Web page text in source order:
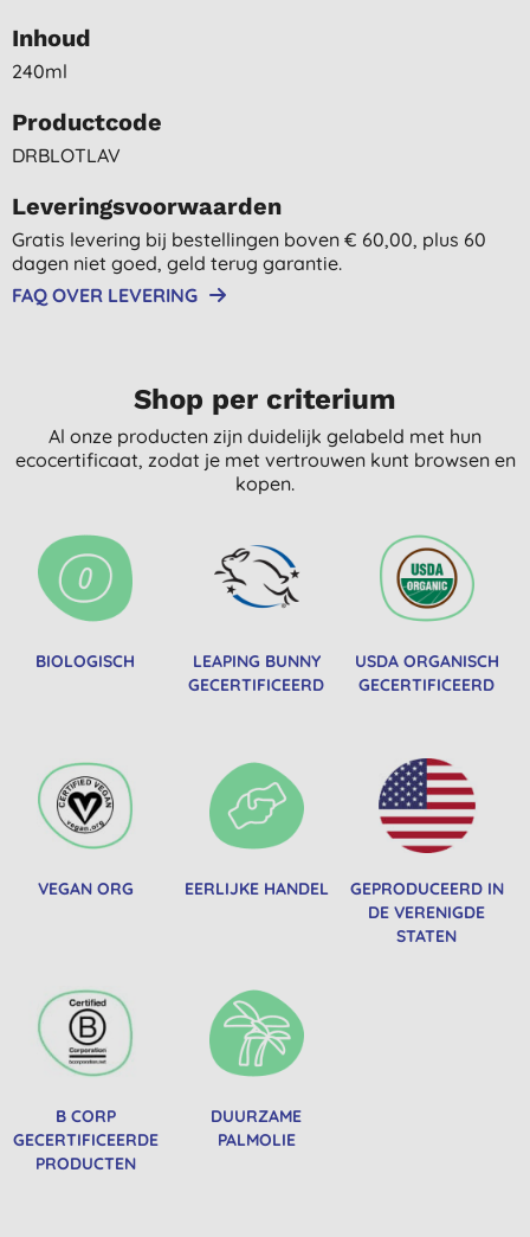
Inhoud
240ml
Productcode
DRBLOTLAV
Leveringsvoorwaarden
Gratis levering bij bestellingen boven € 60,00, plus 60
dagen niet goed, geld terug garantie.
FAQ OVER LEVERING
Shop per criterium
Al onze producten zijn duidelijk gelabeld met hun
ecocertificaat, zodat je met vertrouwen kunt browsen en
kopen.
BIOLOGISCH
LEAPING BUNNY
GECERTIFICEERD
USDA ORGANISCH
GECERTIFICEERD
VEGAN ORG EERLIJKE HANDEL
GEPRODUCEERD IN
DE VERENIGDE
STATEN
B CORP
GECERTIFICEERDE
PRODUCTEN
DUURZAME
PALMOLIE